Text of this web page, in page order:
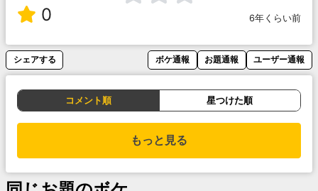
0 6年くらい前
シェアする ボケ通報 お題通報 ユーザー通報
コメント順 星つけた順
もっと見る